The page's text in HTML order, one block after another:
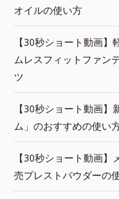
オイルの使い方
【30秒ショート動画
ムレスフィットファン
ツ
【30秒ショート動画
ム」のおすすめの使い
【30秒ショート動画
売プレストパウダーの